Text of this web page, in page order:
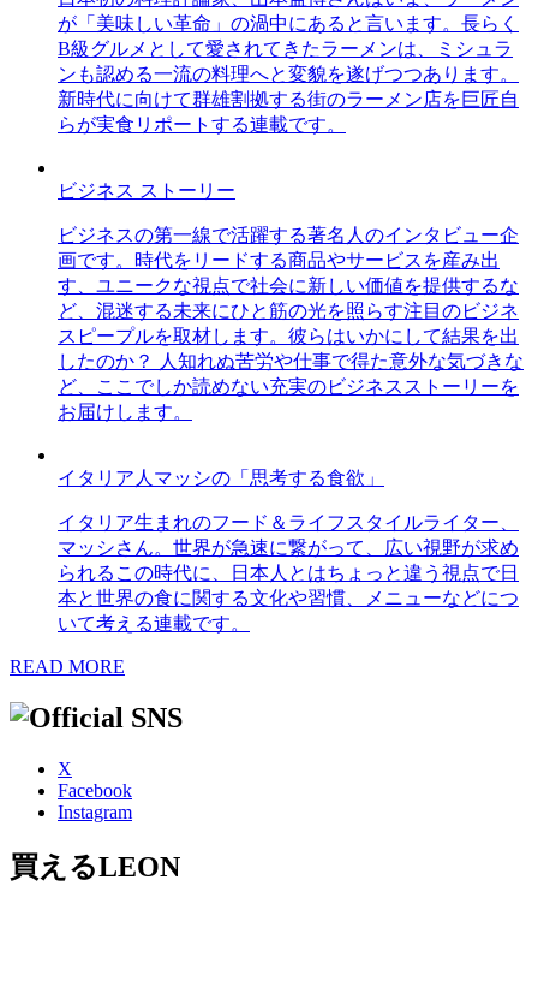
が「美味しい革命」の渦中にあると言います。長らく
B級グルメとして愛されてきたラーメンは、ミシュラ
ンも認める一流の料理へと変貌を遂げつつあります。
新時代に向けて群雄割拠する街のラーメン店を巨匠自
らが実食リポートする連載です。
ビジネス ストーリー
ビジネスの第一線で活躍する著名人のインタビュー企
画です。時代をリードする商品やサービスを産み出
す、ユニークな視点で社会に新しい価値を提供するな
ど、混迷する未来にひと筋の光を照らす注目のビジネ
スピープルを取材します。彼らはいかにして結果を出
したのか？ 人知れぬ苦労や仕事で得た意外な気づきな
ど、ここでしか読めない充実のビジネスストーリーを
お届けします。
イタリア人マッシの「思考する食欲」
イタリア生まれのフード＆ライフスタイルライター、
マッシさん。世界が急速に繋がって、広い視野が求め
られるこの時代に、日本人とはちょっと違う視点で日
本と世界の食に関する文化や習慣、メニューなどにつ
いて考える連載です。
READ MORE
X
Facebook
Instagram
買えるLEON